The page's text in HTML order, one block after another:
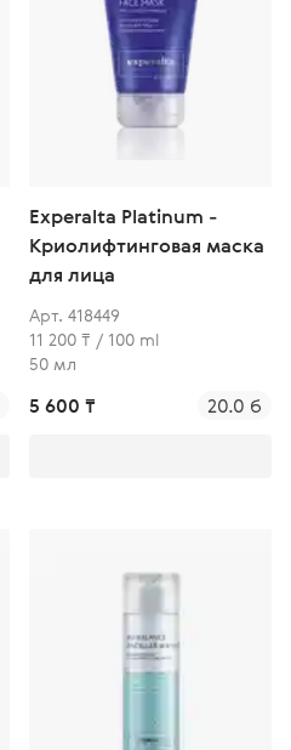
Experalta Platinum -
Криолифтинговая маска
для лица
Арт. 418449
11 200 ₸ / 100 ml
50 мл
5 600 ₸ 20.0 б